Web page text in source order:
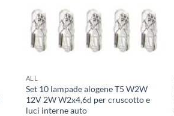
ALL
Set 10 lampade alogene T5 W2W
12V 2W W2x4,6d per cruscotto e
luci interne auto